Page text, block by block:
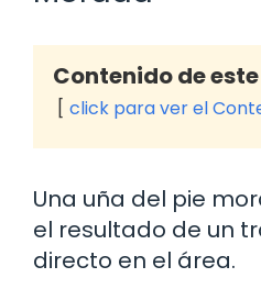
Contenido de
click para ver el
Una uña del pie
el resultado de un
directo en el área.